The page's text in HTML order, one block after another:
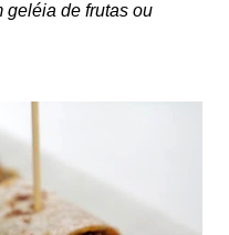
geléia de frutas ou